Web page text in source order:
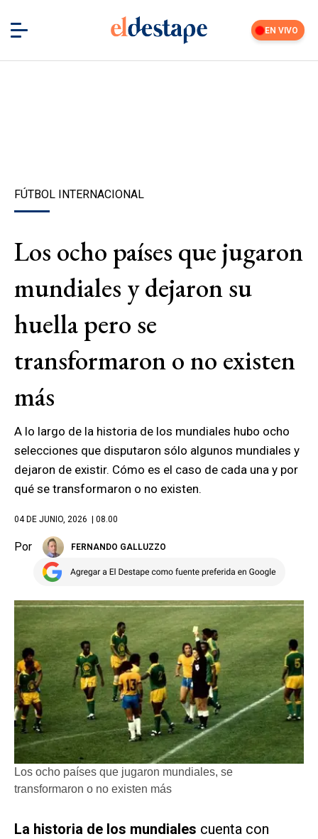
EN VIVO
FÚTBOL INTERNACIONAL
Los ocho países que jugaron
mundiales y dejaron su
huella pero se
transformaron o no existen
más
A lo largo de la historia de los mundiales hubo ocho
selecciones que disputaron sólo algunos mundiales y
dejaron de existir. Cómo es el caso de cada una y por
qué se transformaron o no existen.
04 DE JUNIO, 2026 | 08.00
Por FERNANDO GALLUZZO
Los ocho países que jugaron mundiales, se
transformaron o no existen más
La historia de los mundiales cuenta con